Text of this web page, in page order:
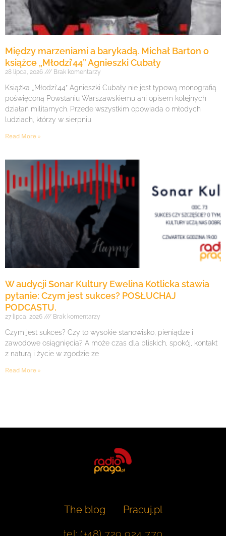
Między marzeniami a barykadą. Michał Barton o
książce „Młodzi’44” Agnieszki Cubały
28 lipca, 2026 Brak komentarzy
Książka „Młodzi’44” Agnieszki Cubały nie jest typową monografią
poświęconą Powstaniu Warszawskiemu ani opisem kolejnych
działań militarnych. Przede wszystkim opowiada o młodych
ludziach, którzy w sierpniu
Read More »
W audycji Sonar Kultury Ewelina Kotlicka stawia
pytanie: Czym jest sukces? POSŁUCHAJ
PODCASTU.
27 lipca, 2026 Brak komentarzy
Czym jest sukces? Czy to wysokie stanowisko, pieniądze i
zawodowe osiągnięcia? A może czas dla bliskich, spokój, kontakt
z naturą i życie w zgodzie ze
Read More »
The blog
Pracuj.pl